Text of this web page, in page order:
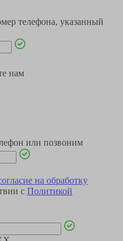
телефона, указанный
нам
или позвоним
на обработку
с Политикой